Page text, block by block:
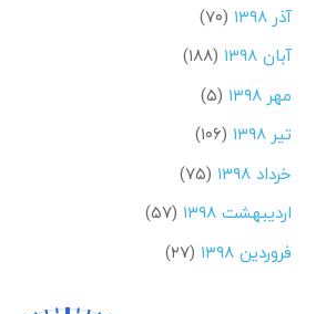
آذر ۱۳۹۸
(۷۰)
آبان ۱۳۹۸
(۱۸۸)
مهر ۱۳۹۸
(۵)
تیر ۱۳۹۸
(۱۰۶)
خرداد ۱۳۹۸
(۷۵)
اردیبهشت ۱۳۹۸
(۵۷)
فروردین ۱۳۹۸
(۲۷)